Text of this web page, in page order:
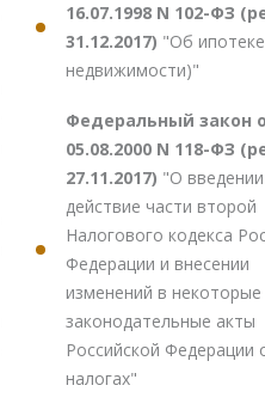
16.07.1998 N 102-ФЗ
31.12.2017) "Об
недвижимости)"
Федеральный закон
05.08.2000 N 118-ФЗ
27.11.2017) "О
действие части второй
Налогового кодекса
Федерации и внесении
изменений в некоторые
законодательные акты
Российской Федерации
налогах"